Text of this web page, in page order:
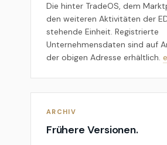
Die hinter TradeOS, dem
den weiteren Aktivitäten der
stehende Einheit. Registrierte
Unternehmensdaten sind auf
der obigen Adresse erhältlich.
ARCHIV
Frühere Versionen.